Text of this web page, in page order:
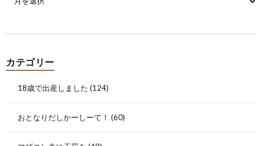
カテゴリー
18歳で出産しました (124)
おとなりだしかーしーて！ (60)